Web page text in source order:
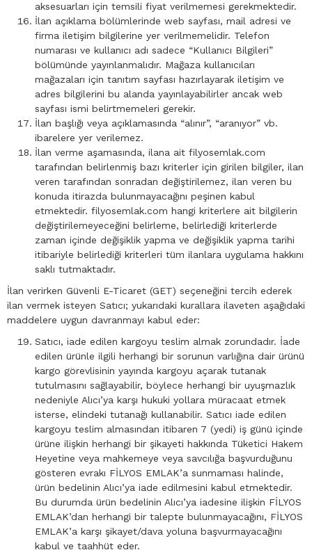
aksesuarları için temsili fiyat verilmemesi gerekmektedir.
İlan açıklama bölümlerinde web sayfası, mail adresi ve
firma iletişim bilgilerine yer verilmemelidir. Telefon
numarası ve kullanıcı adı sadece “Kullanıcı Bilgileri”
bölümünde yayınlanmalıdır. Mağaza kullanıcıları
mağazaları için tanıtım sayfası hazırlayarak iletişim ve
adres bilgilerini bu alanda yayınlayabilirler ancak web
sayfası ismi belirtmemeleri gerekir.
İlan başlığı veya açıklamasında “alınır”, “aranıyor” vb.
ibarelere yer verilemez.
İlan verme aşamasında, ilana ait filyosemlak.com
tarafından belirlenmiş bazı kriterler için girilen bilgiler, ilan
veren tarafından sonradan değiştirilemez, ilan veren bu
konuda itirazda bulunmayacağını peşinen kabul
etmektedir. filyosemlak.com hangi kriterlere ait bilgilerin
değiştirilemeyeceğini belirleme, belirlediği kriterlerde
zaman içinde değişiklik yapma ve değişiklik yapma tarihi
itibariyle belirlediği kriterleri tüm ilanlara uygulama hakkını
saklı tutmaktadır.
İlan verirken Güvenli E-Ticaret (GET) seçeneğini tercih ederek
ilan vermek isteyen Satıcı; yukarıdaki kurallara ilaveten aşağıdaki
maddelere uygun davranmayı kabul eder:
Satıcı, iade edilen kargoyu teslim almak zorundadır. İade
edilen ürünle ilgili herhangi bir sorunun varlığına dair ürünü
kargo görevlisinin yayında kargoyu açarak tutanak
tutulmasını sağlayabilir, böylece herhangi bir uyuşmazlık
nedeniyle Alıcı’ya karşı hukuki yollara müracaat etmek
isterse, elindeki tutanağı kullanabilir. Satıcı iade edilen
kargoyu teslim almasından itibaren 7 (yedi) iş günü içinde
ürüne ilişkin herhangi bir şikayeti hakkında Tüketici Hakem
Heyetine veya mahkemeye veya savcılığa başvurduğunu
gösteren evrakı FİLYOS EMLAK’a sunmaması halinde,
ürün bedelinin Alıcı’ya iade edilmesini kabul etmektedir.
Bu durumda ürün bedelinin Alıcı’ya iadesine ilişkin FİLYOS
EMLAK’dan herhangi bir talepte bulunmayacağını, FİLYOS
EMLAK’a karşı şikayet/dava yoluna başvurmayacağını
kabul ve taahhüt eder.